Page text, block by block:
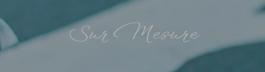
Sur Mesure